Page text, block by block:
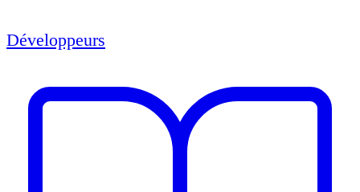
Développeurs